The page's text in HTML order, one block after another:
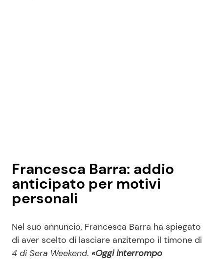
Redazione
Contattaci
Pubblicità
Francesca Barra: addio
anticipato per motivi
personali
Nel suo annuncio, Francesca Barra ha spiegato
di aver scelto di lasciare anzitempo il timone di
4 di Sera Weekend. «Oggi interrompo